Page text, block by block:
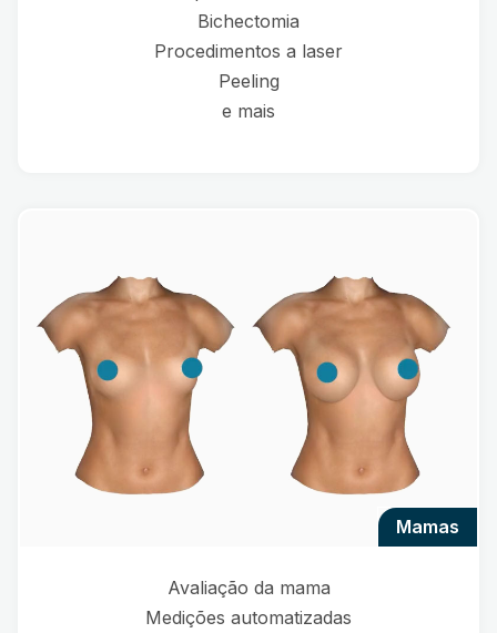
Bichectomia
Procedimentos a laser
Peeling
e mais
mamas
Avaliação da mama
Medições automatizadas